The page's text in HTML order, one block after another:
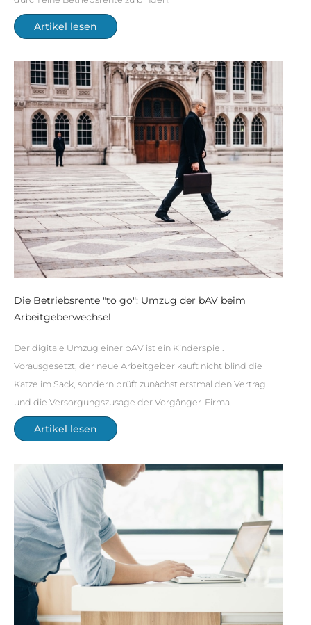
Artikel lesen
Die Betriebsrente "to go": Umzug der bAV beim
Arbeitgeberwechsel
Der digitale Umzug einer bAV ist ein Kinderspiel.
Vorausgesetzt, der neue Arbeitgeber kauft nicht blind die
Katze im Sack, sondern prüft zunächst erstmal den Vertrag
und die Versorgungszusage der Vorgänger-Firma.
Artikel lesen